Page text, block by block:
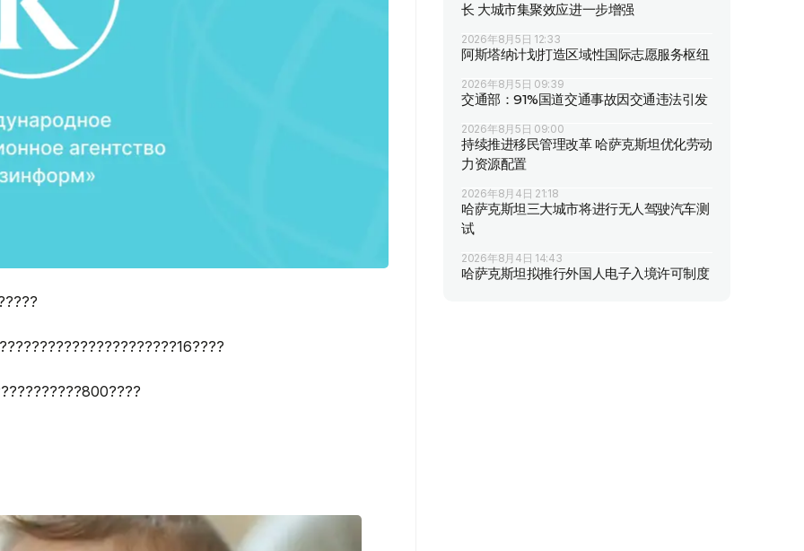
长 大城市集聚效应进一步增强
2026年8月5日 12:33
阿斯塔纳计划打造区域性国际志愿服务枢纽
2026年8月5日 09:39
交通部：91%国道交通事故因交通违法引发
2026年8月5日 09:00
持续推进移民管理改革 哈萨克斯坦优化劳动
力资源配置
2026年8月4日 21:18
哈萨克斯坦三大城市将进行无人驾驶汽车测
试
2026年8月4日 14:43
哈萨克斯坦拟推行外国人电子入境许可制度